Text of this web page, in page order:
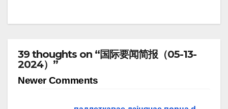
39 thoughts on “国际要闻简报（05-13-
2024）”
Comment
Newer Comments